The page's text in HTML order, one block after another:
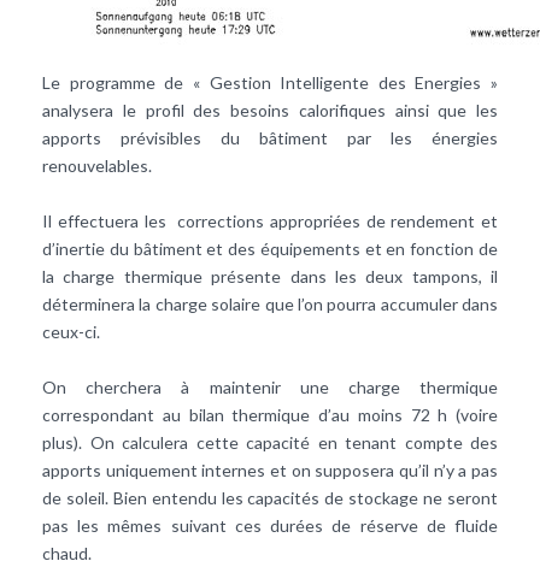
Le programme de « Gestion Intelligente des Energies »
analysera le profil des besoins calorifiques ainsi que les
apports prévisibles du bâtiment par les énergies
renouvelables.
Il effectuera les corrections appropriées de rendement et
d’inertie du bâtiment et des équipements et en fonction de
la charge thermique présente dans les deux tampons, il
déterminera la charge solaire que l’on pourra accumuler dans
ceux-ci.
On cherchera à maintenir une charge thermique
correspondant au bilan thermique d’au moins 72 h (voire
plus). On calculera cette capacité en tenant compte des
apports uniquement internes et on supposera qu’il n’y a pas
de soleil. Bien entendu les capacités de stockage ne seront
pas les mêmes suivant ces durées de réserve de fluide
chaud.